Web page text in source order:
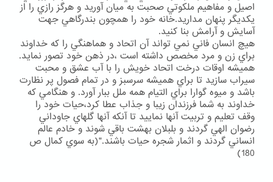
اصيل و مفاهيم ملكوتي صحبت به ميان آوريد و هرگز رازي را از
يكديگر پنهان مداريد.خانه خود را همچون بندرگاهي جهت
آسايش و آرامش بنا كنيد.
هيچ انسان فاني نمي تواند آن اتحاد و هماهنگي را كه خداوند
براي زن و مرد مخصص داشته است ،در ذهن خود تصور نمايد.
هميشه اوقات درخت اتحاد خويش را با آب عشق و محبت
سيراب سازيد تا براي هميشه سرسبز و در تمام فصول پر نظارت
باشد و ميوه گوارا براي التيام همه ملل ببار آورد. و هنگامي كه
خداوند به شما فرزندان زيبا و جذاب عطا كرد،حيات خود را
وقف تعليم و تربيت آنها نماييد تا آنكه آنها گلهاي جاوداني
رضوان الهي گردند و بلبلان بهشت باقي شوند و خادم عالم
انساني گردند و اثمار شجره حيات باشند."(به سوي كمال ص
180)